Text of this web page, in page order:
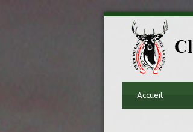
Accueil